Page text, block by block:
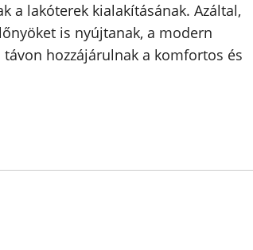
a lakóterek kialakításának. Azáltal,
is nyújtanak, a modern
hozzájárulnak a komfortos és